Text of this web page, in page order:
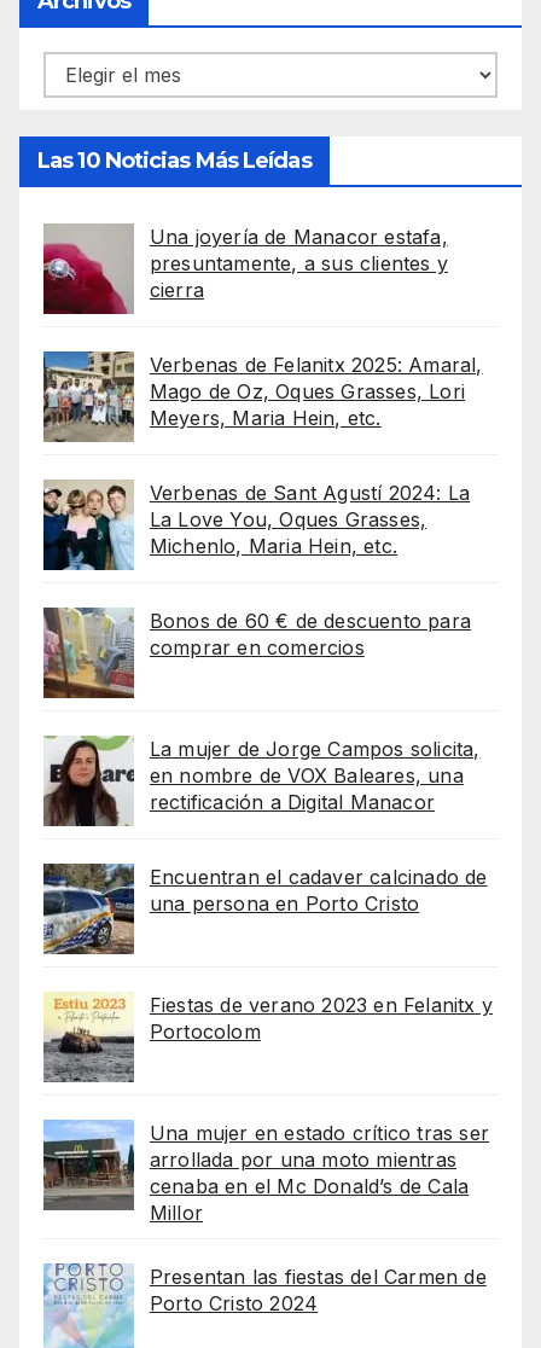
Archivos
Las 10 Noticias Más Leídas
Una joyería de Manacor estafa,
presuntamente, a sus clientes y
cierra
Verbenas de Felanitx 2025: Amaral,
Mago de Oz, Oques Grasses, Lori
Meyers, Maria Hein, etc.
Verbenas de Sant Agustí 2024: La
La Love You, Oques Grasses,
Michenlo, Maria Hein, etc.
Bonos de 60 € de descuento para
comprar en comercios
La mujer de Jorge Campos solicita,
en nombre de VOX Baleares, una
rectificación a Digital Manacor
Encuentran el cadaver calcinado de
una persona en Porto Cristo
Fiestas de verano 2023 en Felanitx y
Portocolom
Una mujer en estado crítico tras ser
arrollada por una moto mientras
cenaba en el Mc Donald’s de Cala
Millor
Presentan las fiestas del Carmen de
Porto Cristo 2024